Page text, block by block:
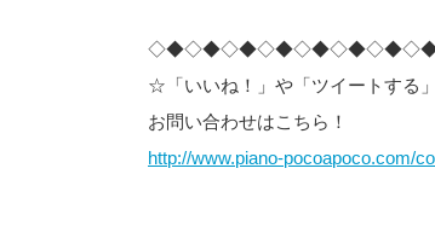
☆「いいね！」や「ツイートする
お問い合わせはこちら！
http://www.piano-pocoapoco.com/